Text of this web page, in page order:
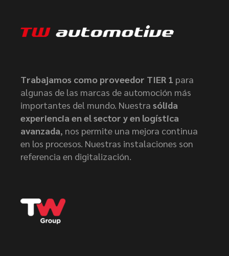
Trabajamos como proveedor TIER 1 para
algunas de las marcas de automoción más
importantes del mundo. Nuestra sólida
experiencia en el sector y en logística
avanzada, nos permite una mejora continua
en los procesos. Nuestras instalaciones son
referencia en digitalización.